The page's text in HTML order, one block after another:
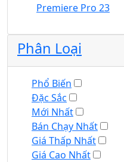
Premiere Pro 23
Phân Loại
Phổ Biến
Đặc Sắc
Mới Nhất
Bán Chạy Nhất
Giá Thấp Nhất
Giá Cao Nhất